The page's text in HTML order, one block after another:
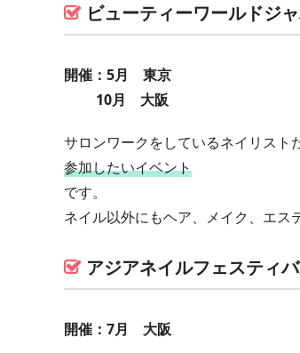
ビューティーワールドジ
開催：5月 東京
10月 大阪
サロンワークをしているネイリスト
参加したいイベント
です。
ネイル以外にもヘア、メイク、エス
アジアネイルフェスティ
開催：7月 大阪